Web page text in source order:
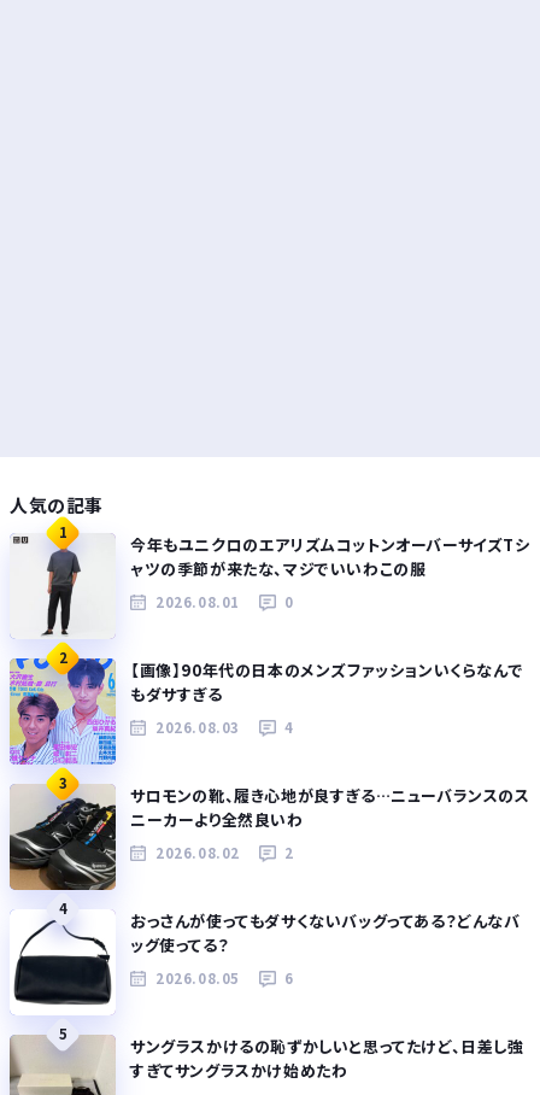
人気の記事
1
今年もユニクロのエアリズムコットンオーバーサイズTシ
ャツの季節が来たな、マジでいいわこの服
2026.08.01 0
2
【画像】90年代の日本のメンズファッションいくらなんで
もダサすぎる
2026.08.03 4
3
サロモンの靴、履き心地が良すぎる…ニューバランスのス
ニーカーより全然良いわ
2026.08.02 2
4
おっさんが使ってもダサくないバッグってある？どんなバ
ッグ使ってる？
2026.08.05 6
5
サングラスかけるの恥ずかしいと思ってたけど、日差し強
すぎてサングラスかけ始めたわ